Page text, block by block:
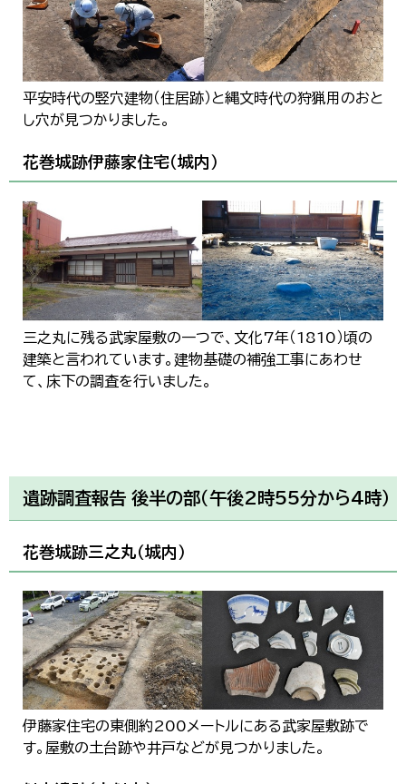
平安時代の竪穴建物（住居跡）と縄文時代の狩猟用のおと
し穴が見つかりました。
花巻城跡伊藤家住宅（城内）
三之丸に残る武家屋敷の一つで、文化7年（1810）頃の
建築と言われています。建物基礎の補強工事にあわせ
て、床下の調査を行いました。
遺跡調査報告 後半の部（午後2時55分から4時）
花巻城跡三之丸（城内）
伊藤家住宅の東側約200メートルにある武家屋敷跡で
す。屋敷の土台跡や井戸などが見つかりました。